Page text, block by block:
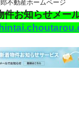
不動産ホームページ
お知らせメ